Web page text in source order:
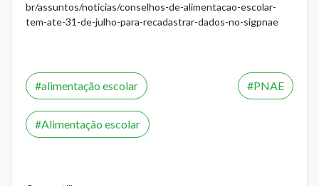
br/assuntos/noticias/conselhos-de-alimentacao-escolar-
tem-ate-31-de-julho-para-recadastrar-dados-no-sigpnae
alimentação escolar PNAE
Alimentação escolar